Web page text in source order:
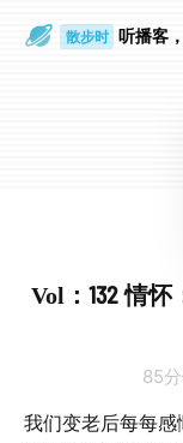
散步时 听播客
Vol：132 情
85
我们变老后每每